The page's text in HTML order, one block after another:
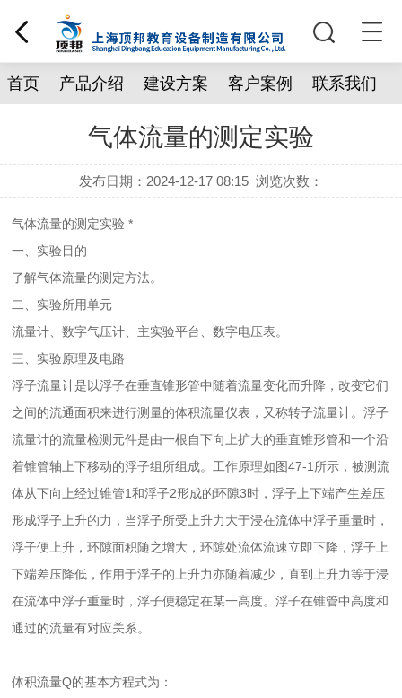
首页 产品介绍 建设方案 客户案例 联系我们
气体流量的测定实验
发布日期：2024-12-17 08:15 浏览次数：
气体流量的测定实验 *
一、实验目的
了解气体流量的测定方法。
二、实验所用单元
流量计、数字气压计、主实验平台、数字电压表。
三、实验原理及电路
浮子流量计是以浮子在垂直锥形管中随着流量变化而升降，改变它们
之间的流通面积来进行测量的体积流量仪表，又称转子流量计。浮子
流量计的流量检测元件是由一根自下向上扩大的垂直锥形管和一个沿
着锥管轴上下移动的浮子组所组成。工作原理如图47-1所示，被测流
体从下向上经过锥管1和浮子2形成的环隙3时，浮子上下端产生差压
形成浮子上升的力，当浮子所受上升力大于浸在流体中浮子重量时，
浮子便上升，环隙面积随之增大，环隙处流体流速立即下降，浮子上
下端差压降低，作用于浮子的上升力亦随着减少，直到上升力等于浸
在流体中浮子重量时，浮子便稳定在某一高度。浮子在锥管中高度和
通过的流量有对应关系。
体积流量Q的基本方程式为：